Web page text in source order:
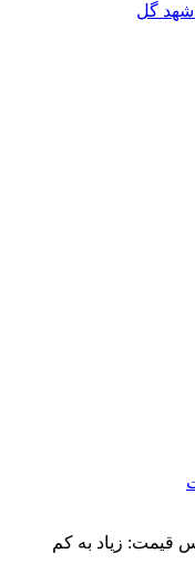
شهد گل
قیمت: زیاد به کم